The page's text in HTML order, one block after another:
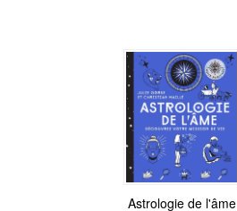
Nouveauté
Magic Stickers - Céleste
Astrologie de l'âme